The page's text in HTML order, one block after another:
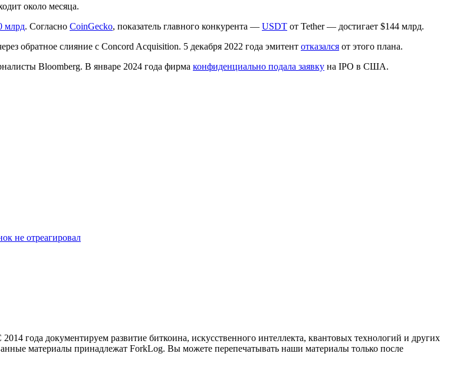
около месяца.
млрд. Согласно CoinGecko, показатель главного конкурента — USDT от Tether — достигает $144 млрд.
обратное слияние с Concord Acquisition. 5 декабря 2022 года эмитент отказался от этого плана.
Bloomberg. В январе 2024 года фирма конфиденциально подала заявку на IPO в США.
не отреагировал
года документируем развитие биткоина, искусственного интеллекта, квантовых технологий и других
материалы принадлежат ForkLog. Вы можете перепечатывать наши материалы только после